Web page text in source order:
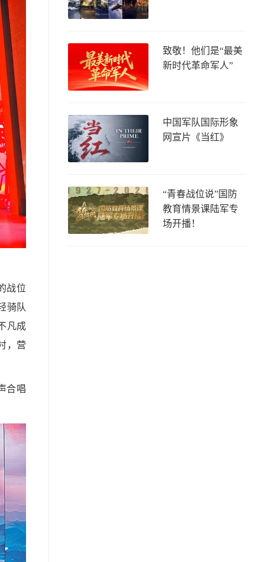
战位
骑队
凡成
，营
合唱
致敬！他们是“最美
新时代革命军人”
中国军队国际形象
网宣片《当红》
“青春战位说”国防
教育情景课陆军专
场开播！